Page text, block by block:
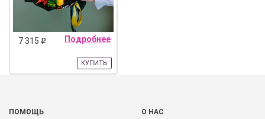
7 315 q Подробнее
КУПИТЬ
ПОМОЩЬ О НАС